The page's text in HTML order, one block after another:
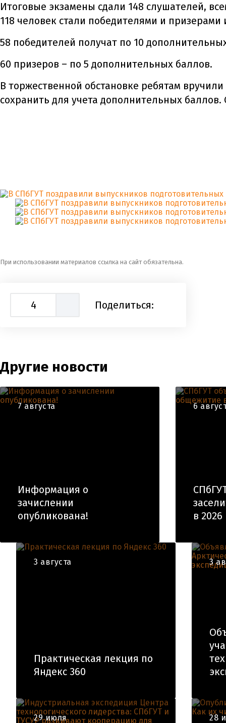
Итоговые экзамены сдали 148 слушателей,
118 человек стали победителями и призерами
58 победителей получат по 10
60 призеров – по 5 дополнительных баллов.
В торжественной обстановке ребятам
сохранить для учета дополнительных
При использовании материалов ссылка на сайт обязательна.
4 Поделиться:
Другие новости
7 августа
Информация о
зачислении
опубликована!
6
в 2026
3 августа
Практическая лекция по
Яндекс 360
3
29 июля 28